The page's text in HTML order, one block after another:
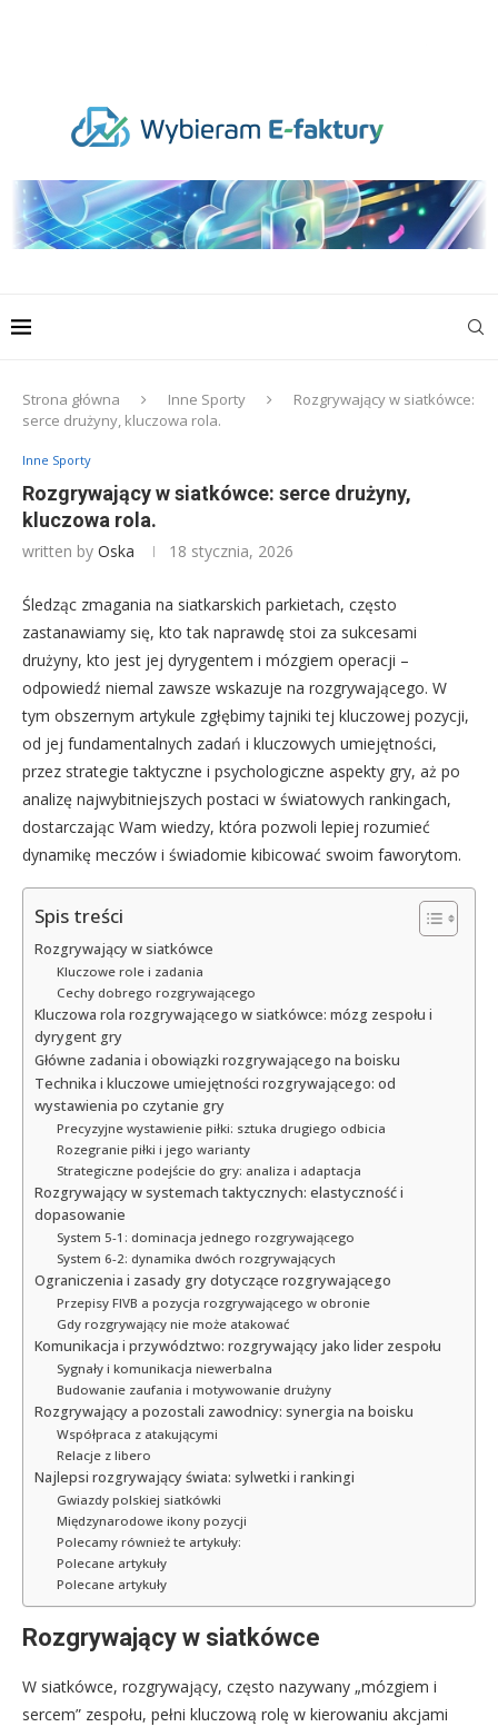
Strona główna Inne Sporty
Rozgrywający w siatkówce:
serce drużyny, kluczowa rola.
Inne Sporty
Rozgrywający w siatkówce: serce drużyny,
kluczowa rola.
written by Oska 18 stycznia, 2026
Śledząc zmagania na siatkarskich parkietach, często
zastanawiamy się, kto tak naprawdę stoi za sukcesami
drużyny, kto jest jej dyrygentem i mózgiem operacji –
odpowiedź niemal zawsze wskazuje na rozgrywającego. W
tym obszernym artykule zgłębimy tajniki tej kluczowej pozycji,
od jej fundamentalnych zadań i kluczowych umiejętności,
przez strategie taktyczne i psychologiczne aspekty gry, aż po
analizę najwybitniejszych postaci w światowych rankingach,
dostarczając Wam wiedzy, która pozwoli lepiej rozumieć
dynamikę meczów i świadomie kibicować swoim faworytom.
Spis treści
Rozgrywający w siatkówce
Kluczowe role i zadania
Cechy dobrego rozgrywającego
Kluczowa rola rozgrywającego w siatkówce: mózg zespołu i
dyrygent gry
Główne zadania i obowiązki rozgrywającego na boisku
Technika i kluczowe umiejętności rozgrywającego: od
wystawienia po czytanie gry
Precyzyjne wystawienie piłki: sztuka drugiego odbicia
Rozegranie piłki i jego warianty
Strategiczne podejście do gry: analiza i adaptacja
Rozgrywający w systemach taktycznych: elastyczność i
dopasowanie
System 5-1: dominacja jednego rozgrywającego
System 6-2: dynamika dwóch rozgrywających
Ograniczenia i zasady gry dotyczące rozgrywającego
Przepisy FIVB a pozycja rozgrywającego w obronie
Gdy rozgrywający nie może atakować
Komunikacja i przywództwo: rozgrywający jako lider zespołu
Sygnały i komunikacja niewerbalna
Budowanie zaufania i motywowanie drużyny
Rozgrywający a pozostali zawodnicy: synergia na boisku
Współpraca z atakującymi
Relacje z libero
Najlepsi rozgrywający świata: sylwetki i rankingi
Gwiazdy polskiej siatkówki
Międzynarodowe ikony pozycji
Polecamy również te artykuły:
Polecane artykuły
Polecane artykuły
Rozgrywający w siatkówce
W siatkówce, rozgrywający, często nazywany „mózgiem i
sercem” zespołu, pełni kluczową rolę w kierowaniu akcjami